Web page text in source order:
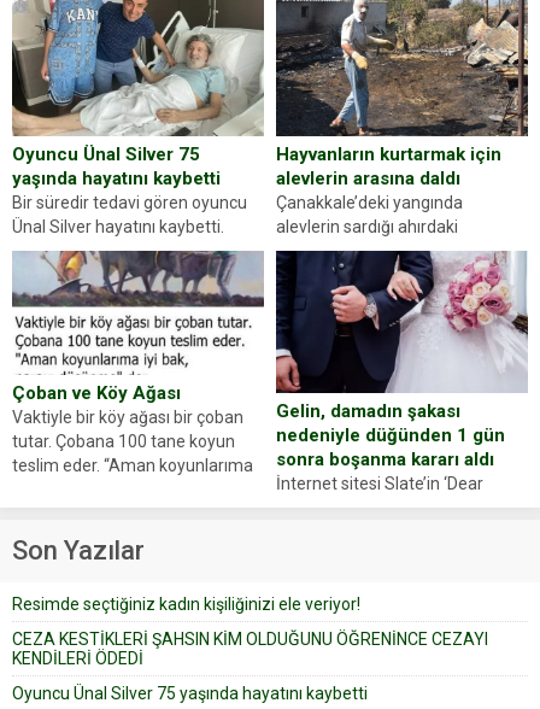
dikkatinizi en...
durdurdukları bir otomobilin
sürücüsünden ehliyet ve ruhsat
sorup belgelerini istedi. Sürücü
Abdurrahman Ö.nün verdiği
evraklarda eksik olduğunu...
Oyuncu Ünal Silver 75
yaşında hayatını kaybetti
Bir süredir tedavi gören oyuncu
Ünal Silver hayatını kaybetti.
Haberi, oyuncunun menajerlik
ajansı duyurdu. Renda Güner,
sosyal medya hesabında “Usta
Oyuncumuz ve çok değerli
dostumuz...
Hayvanların kurtarmak için
alevlerin arasına daldı
Çanakkale’deki yangında
alevlerin sardığı ahırdaki
hayvanlarını kurtarmak isteyen
Zeki Demir (66) ölümden döndü.
Yüzünde ve ellerinde yanıklar
oluşan Demir, kâbus dolu anları
anlattı… Merkeze bağlı...
Çoban ve Köy Ağası
Vaktiyle bir köy ağası bir çoban
tutar. Çobana 100 tane koyun
teslim eder. “Aman koyunlarıma
Çoban koyunları alır gider. Aylar...
Gelin, damadın şakası
nedeniyle düğünden 1 gün
sonra boşanma kararı aldı
İnternet sitesi Slate’in ‘Dear
Prudence’ isimli tavsiye köşesine
yapıştırdığı için düğünden...
Son Yazılar
Resimde seçtiğiniz kadın kişiliğinizi ele veriyor!
CEZA KESTİKLERİ ŞAHSIN KİM OLDUĞUNU ÖĞRENİNCE CEZAYI
KENDİLERİ ÖDEDİ
Oyuncu Ünal Silver 75 yaşında hayatını kaybetti